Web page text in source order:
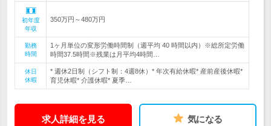
初年度
年収
350万円～480万円
勤務
時間
1ヶ月単位の変形労働時間制（週平均 40 時間以内）※総所定労働
時間37.5時間※残業は月平均4時間…
休日
休暇
* 週休2日制（シフト制：4週8休）* 年次有給休暇* 産前産後休暇*
育児休暇* 介護休暇* 夏季…
求人詳細を見る 気になる